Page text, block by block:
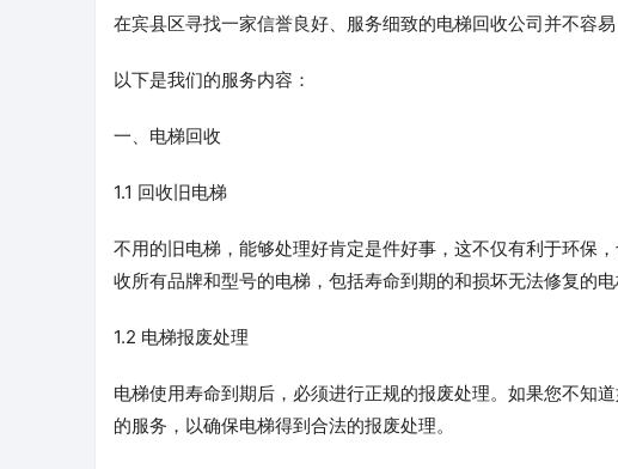
在宾县区寻找一家信誉良好、服务细致的电梯回收公司并不容
以下是我们的服务内容：
一、电梯回收
1.1 回收旧电梯
不用的旧电梯，能够处理好肯定是件好事，这不仅有利于环保
收所有品牌和型号的电梯，包括寿命到期的和损坏无法修复的电
1.2 电梯报废处理
电梯使用寿命到期后，必须进行正规的报废处理。如果您不知
的服务，以确保电梯得到合法的报废处理。